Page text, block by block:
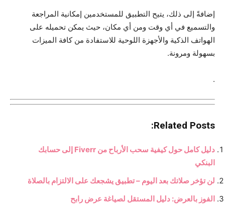
إضافةً إلى ذلك، يتيح التطبيق للمستخدمين إمكانية المراجعة
والتسميع في أي وقت ومن أي مكان، حيث يمكن تحميله على
الهواتف الذكية والأجهزة اللوحية للاستفادة من كافة الميزات
بسهولة ومرونة.
.
Related Posts:
دليل كامل حول كيفية سحب الأرباح من Fiverr إلى حسابك
البنكي
لن تؤخر صلاتك بعد اليوم – تطبيق يشجعك على الالتزام بالصلاة
الفوز بالعرض: دليل المستقل لصياغة عرض رابح